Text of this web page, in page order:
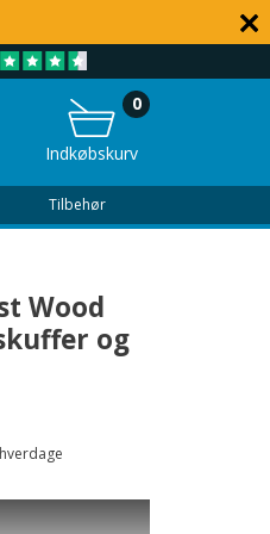
OM UGEN 9 - 22
Indkøbskurv
0
Tilbehør
Wood
og
med Solid